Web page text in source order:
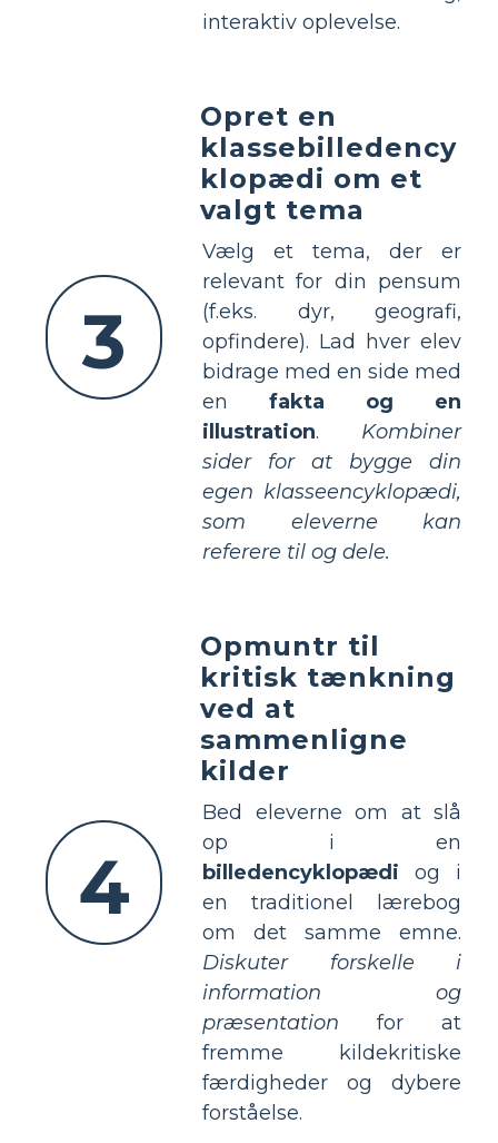
interaktiv oplevelse.
3
Opret en
klassebilledency
klopædi om et
valgt tema
Vælg et tema, der er
relevant for din pensum
(f.eks. dyr, geografi,
opfindere). Lad hver elev
bidrage med en side med
en fakta og en
illustration. Kombiner
sider for at bygge din
egen klasseencyklopædi,
som eleverne kan
referere til og dele.
4
Opmuntr til
kritisk tænkning
ved at
sammenligne
kilder
Bed eleverne om at slå
op i en
billedencyklopædi og i
en traditionel lærebog
om det samme emne.
Diskuter forskelle i
information og
præsentation for at
fremme kildekritiske
færdigheder og dybere
forståelse.